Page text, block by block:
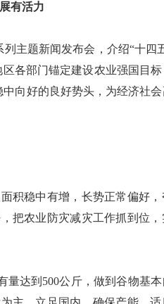
有活力
主题新闻发布会，介绍“十四
各部门锚定建设农业强国目
向好的良好势头，为经济社
稳中有增，长势正常偏好，
把农业防灾减灾工作抓到位
达到500公斤，做到谷物基本